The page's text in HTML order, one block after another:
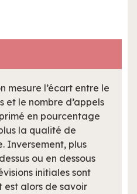
mesure l’écart entre le
et le nombre d’appels
en pourcentage
la qualité de
Inversement, plus
ou en dessous
initiales sont
est alors de savoir